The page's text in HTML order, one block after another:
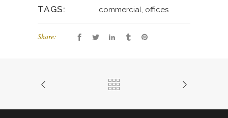
TAGS: commercial, offices
Share: